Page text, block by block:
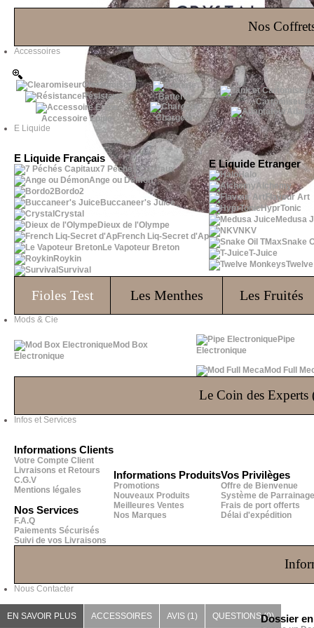
Nos
Accessoires
Clearomiseur
Résistance
Accessoire Epipe
Batterie
Chargeur
Cartomiseur
E Liquide
E Liquide Français
7 Péchés Capitaux
Ange ou Démon
Bordo2
Buccaneer's Juice
Crystal
Dieux de l'Olympe
French Liq-Secret d'Ap
Le Vapoteur Breton
Roykin
Survival
E Liquide Etranger
Halo
Alchemy
Flavour Art
HyprTonic
Medusa
NKV
Snake
T-Juice
Fioles Test Les Menthes Les Fruités
Mods & Cie
Mod Box
Electronique
Pipe
Electronique
Mod Full
Le Coin des Experts
Infos et Services
Informations Clients
Votre Compte Client
Livraisons et Retours
C.G.V
Mentions légales
Nos Services
F.A.Q
Paiements Sécurisés
Suivi de vos Livraisons
Informations Produits
Promotions
Nouveaux Produits
Meilleures Ventes
Nos Marques
Vos Privilèges
Offre de Bienvenue
Système de Parrainage
Frais de port offerts
Délai d'expédition
Nous Contacter
Dossier
EN SAVOIR PLUS ACCESSOIRES AVIS (1) QUESTIONS(0)